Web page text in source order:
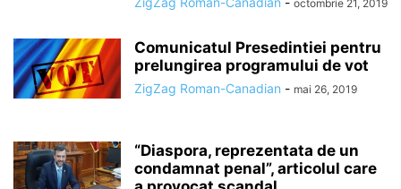
octombrie 21, 2019
Comunicatul Presedintiei pentru
prelungirea programului de vot
ZigZag Roman-Canadian - mai 26, 2019
“Diaspora, reprezentata de un
condamnat penal”, articolul care